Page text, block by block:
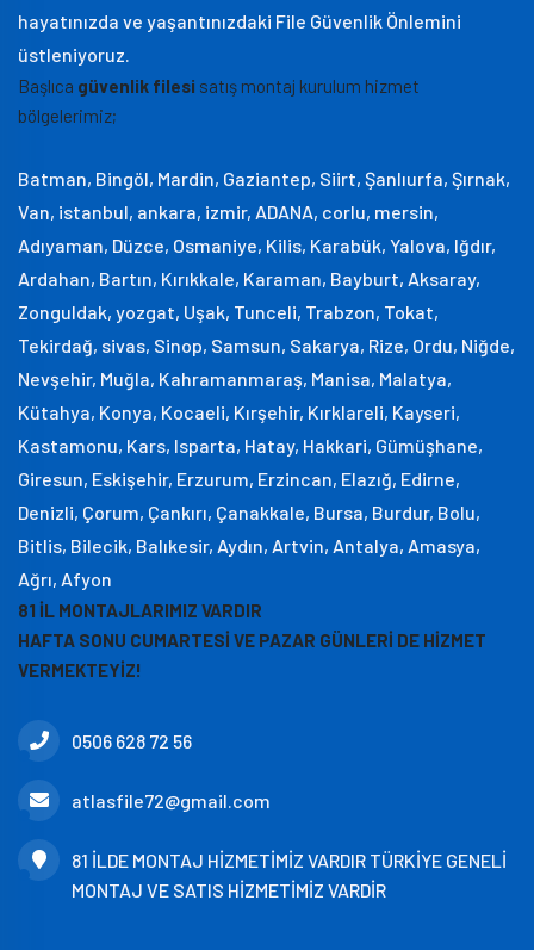
hayatınızda ve yaşantınızdaki File Güvenlik Önlemini
üstleniyoruz.
Başlıca güvenlik filesi satış montaj kurulum hizmet
bölgelerimiz;
Batman, Bingöl, Mardin, Gaziantep, Siirt, Şanlıurfa, Şırnak,
Van, istanbul, ankara, izmir, ADANA, corlu, mersin,
Adıyaman, Düzce, Osmaniye, Kilis, Karabük, Yalova, Iğdır,
Ardahan, Bartın, Kırıkkale, Karaman, Bayburt, Aksaray,
Zonguldak, yozgat, Uşak, Tunceli, Trabzon, Tokat,
Tekirdağ, sivas, Sinop, Samsun, Sakarya, Rize, Ordu, Niğde,
Nevşehir, Muğla, Kahramanmaraş, Manisa, Malatya,
Kütahya, Konya, Kocaeli, Kırşehir, Kırklareli, Kayseri,
Kastamonu, Kars, Isparta, Hatay, Hakkari, Gümüşhane,
Giresun, Eskişehir, Erzurum, Erzincan, Elazığ, Edirne,
Denizli, Çorum, Çankırı, Çanakkale, Bursa, Burdur, Bolu,
Bitlis, Bilecik, Balıkesir, Aydın, Artvin, Antalya, Amasya,
Ağrı, Afyon
81 İL MONTAJLARIMIZ VARDIR
HAFTA SONU CUMARTESİ VE PAZAR GÜNLERİ DE HİZMET
VERMEKTEYİZ!
0506 628 72 56
atlasfile72@gmail.com
81 İLDE MONTAJ HİZMETİMİZ VARDIR TÜRKİYE GENELİ
MONTAJ VE SATIS HİZMETİMİZ VARDİR